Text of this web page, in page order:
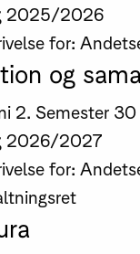
2025/2026
for:
og
2. Semester 30
2026/2027
for: